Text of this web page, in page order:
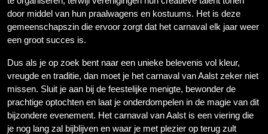
door middel van hun praalwagens en kostuums. Het is deze
gemeenschapszin die ervoor zorgt dat het carnaval elk jaar weer
een groot succes is.
Dus als je op zoek bent naar een unieke belevenis vol kleur,
vreugde en traditie, dan moet je het carnaval van Aalst zeker niet
missen. Sluit je aan bij de feestelijke menigte, bewonder de
prachtige optochten en laat je onderdompelen in de magie van dit
bijzondere evenement. Het carnaval van Aalst is een viering die
je nog lang zal bijblijven en waar je met plezier op terug zult